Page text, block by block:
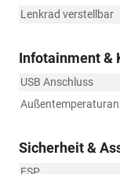
Lenkrad verstellbar
Infotainment &
USB Anschluss
Sicherheit &